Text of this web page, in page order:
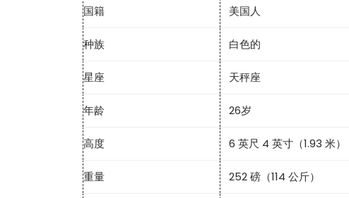
国籍 美国人
种族 白色的
星座 天秤座
年龄 26岁
高度 6 英尺 4 英寸（1.93 米）
重量 252 磅（114 公斤）